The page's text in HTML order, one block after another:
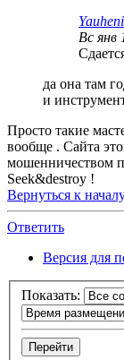
Yauheni
Вс янв
да она там
и
Просто такие
вообще . Сайта
мошенничеством
Seek&destroy !
Вернуться к
Ответить
Версия для
Показать: